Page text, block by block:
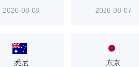
2026-08-08 2026-08-07
悉尼 东京